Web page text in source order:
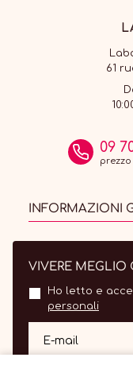
61
09
INFORMAZIONI
VIVERE MEGLIO
Ho letto e
personali
E-mail